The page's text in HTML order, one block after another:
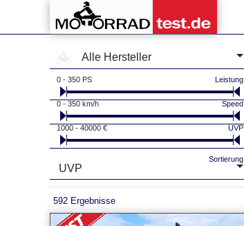
Hersteller-Auswahl
Alle Hersteller
0 - 350 PS Leistung
0 - 350 km/h Speed
1000 - 40000 € UVP
Sortierung
UVP
592 Ergebnisse